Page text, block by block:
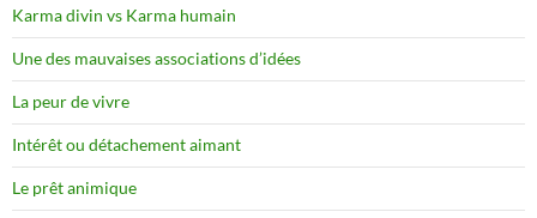
Karma divin vs Karma humain
Une des mauvaises associations d’idées
La peur de vivre
Intérêt ou détachement aimant
Le prêt animique